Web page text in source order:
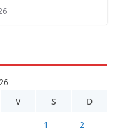
V S D
1 2